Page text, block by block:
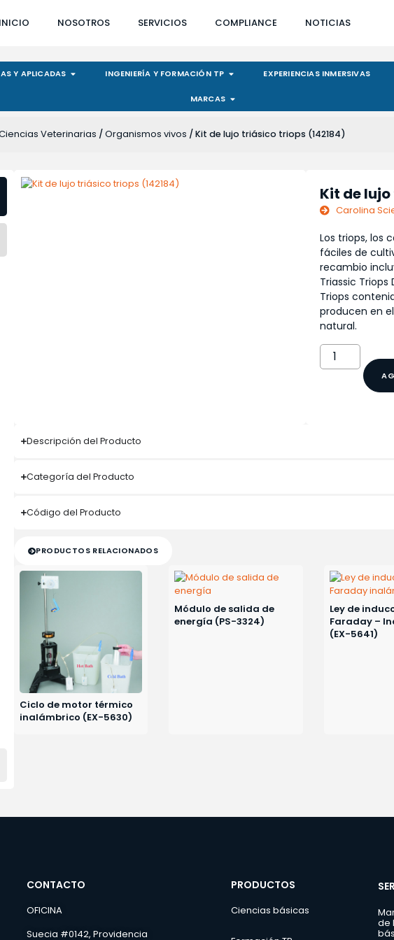
INICIO NOSOTROS SERVICIOS COMPLIANCE NOTICIAS
Y APLICADAS INGENIERÍA Y FORMACIÓN TP EXPERIENCIAS INMERSIVAS
MARCAS
Veterinarias /Organismos vivos / Kit de lujo triásico triops (142184)
Kit de
Carolina
Los triops, los
fáciles de
recambio
Triassic Triops
Triops
producen en
natural.
Descripción del Producto
Categoría del Producto
Código del Producto
PRODUCTOS RELACIONADOS
Ciclo de motor térmico
inalámbrico (EX-5630)
Módulo de salida de
energía (PS-3324)
Ley de
Faraday –
(EX-5641)
CONTACTO
OFICINA
Suecia #0142, Providencia
PRODUCTOS
Ciencias básicas
de